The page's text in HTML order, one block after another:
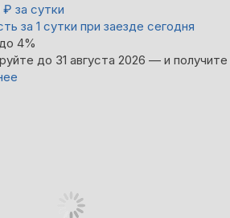
₽ за сутки
за 1 сутки при заезде сегодня
4%
до 31 августа 2026 — и